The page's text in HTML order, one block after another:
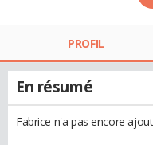
PROFIL
En résumé
Fabrice n'a pas encore